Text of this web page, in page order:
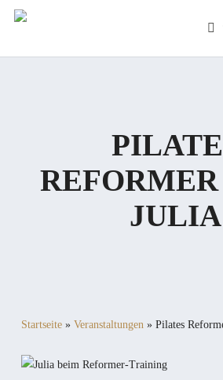
Skip
JULIA
Startseite» Veranstaltungen» Pilates